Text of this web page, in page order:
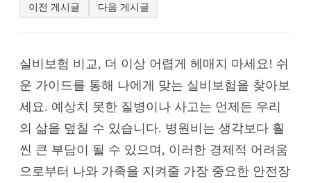
이전 게시글 다음 게시글
실비보험 비교, 더 이상 어렵게 헤매지 마세요! 쉬
운 가이드를 통해 나에게 맞는 실비보험을 찾아보
세요. 예상치 못한 질병이나 사고는 언제든 우리
의 삶을 덮칠 수 있습니다. 병원비는 생각보다 훨
씬 큰 부담이 될 수 있으며, 이러한 경제적 어려움
으로부터 나와 가족을 지켜줄 가장 중요한 안전장